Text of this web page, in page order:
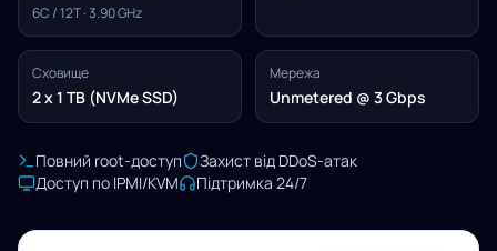
6C / 12T · 3.90 GHz
Сховище
2 x 1 TB (NVMe SSD)
Мережа
Unmetered @ 3 Gbps
Повний root-доступ
Захист від DDoS-атак
Доступ по IPMI/KVM
Підтримка 24/7